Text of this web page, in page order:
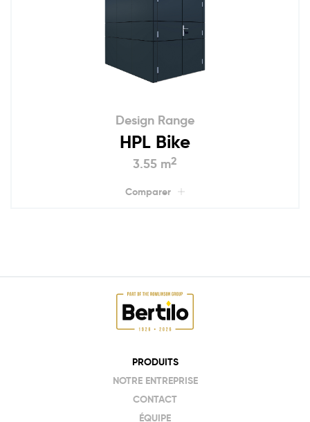
Design Range
HPL Bike
3.55 m2
Comparer
PRODUITS
NOTRE ENTREPRISE
CONTACT
ÉQUIPE